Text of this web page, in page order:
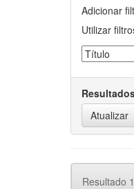
Adicionar
Utilizar
Resultado